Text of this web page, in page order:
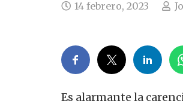
14 febrero, 2023
Es alarmante la